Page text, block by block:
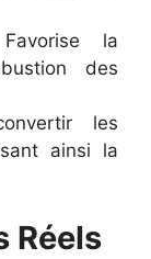
la
des
les
ainsi la
Réels